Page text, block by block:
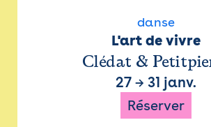
danse
L'art de vivre
Clédat &
27 → 31 janv.
Réserver